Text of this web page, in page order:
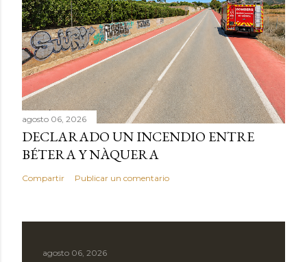
agosto 06, 2026
DECLARADO UN INCENDIO ENTRE
BÉTERA Y NÀQUERA
Compartir Publicar un comentario
agosto 06, 2026